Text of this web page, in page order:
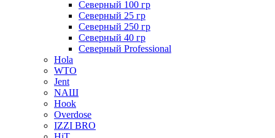
Северный 100 гр
Северный 25 гр
Северный 250 гр
Северный 40 гр
Северный Professional
Hola
WTO
Jent
NAШ
Hook
Overdose
IZZI BRO